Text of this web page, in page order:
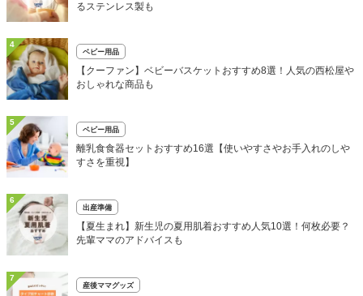
るステンレス製も
4
ベビー用品
【クーファン】ベビーバスケットおすすめ8選！人気の西松屋や
おしゃれな商品も
5
ベビー用品
離乳食食器セットおすすめ16選【使いやすさやお手入れのしや
すさを重視】
6
出産準備
【夏生まれ】新生児の夏用肌着おすすめ人気10選！何枚必要？
先輩ママのアドバイスも
7
産後ママグッズ